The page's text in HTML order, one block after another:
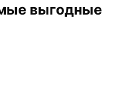
выгодные